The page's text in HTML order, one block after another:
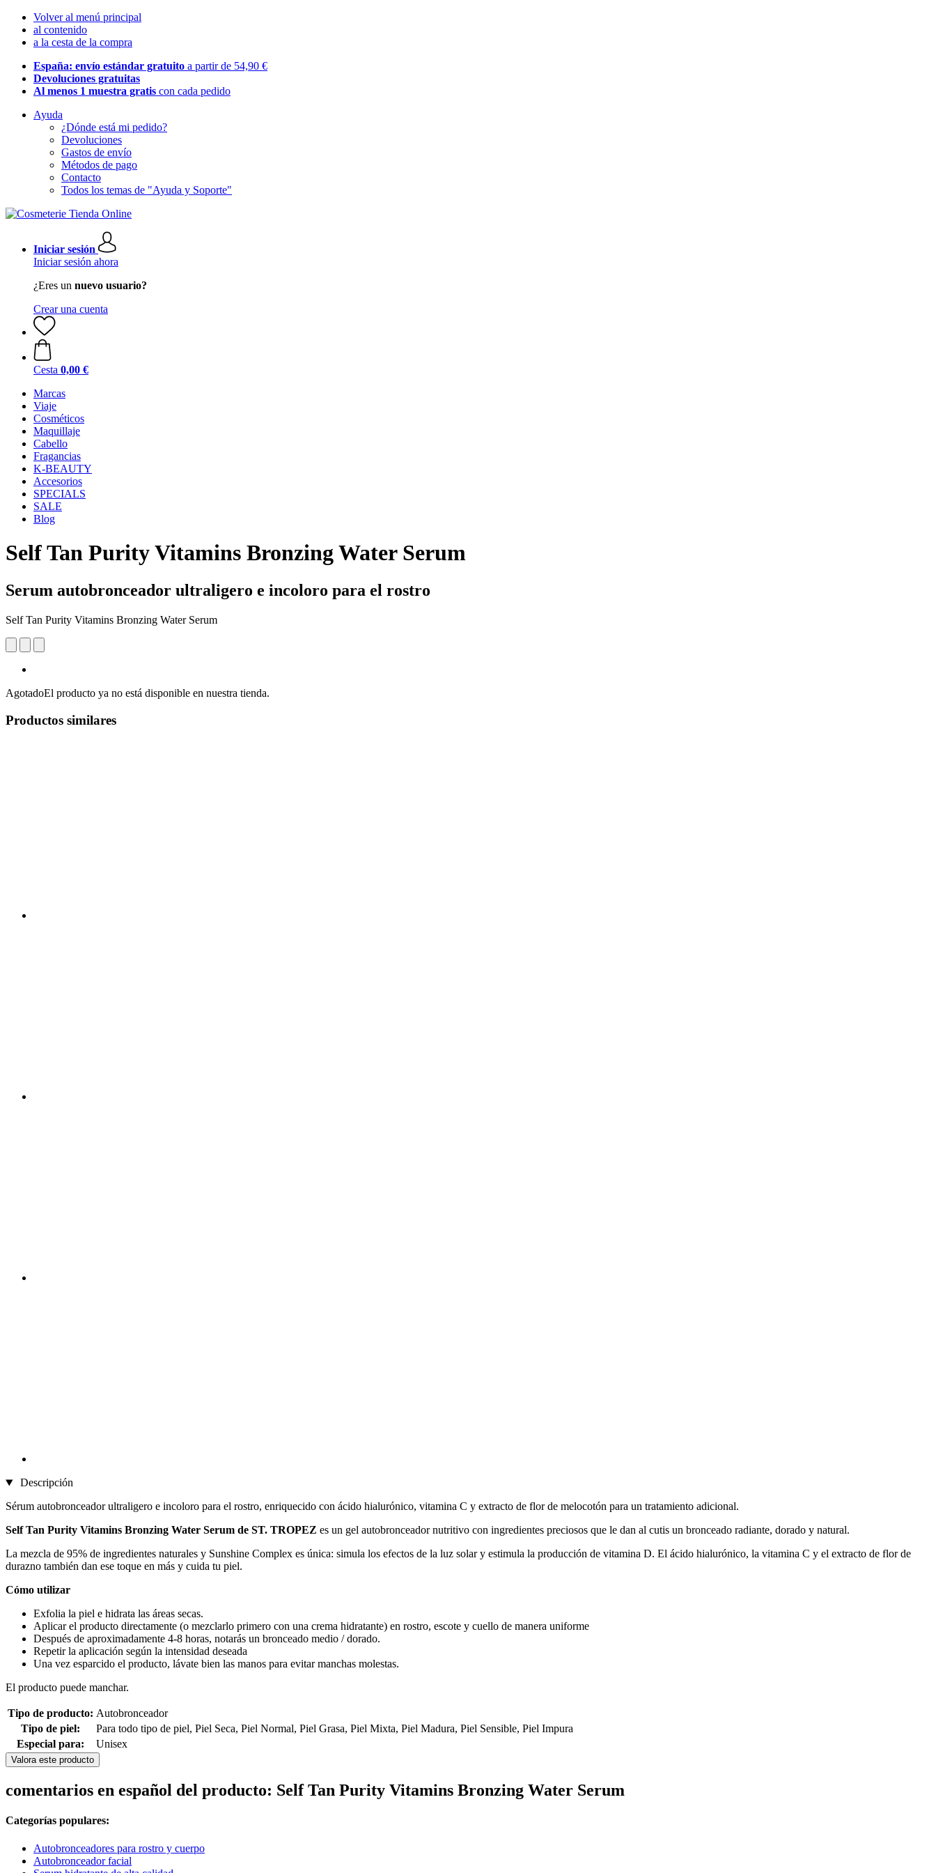
Volver al menú principal
al contenido
a la cesta de la compra
España: envío estándar gratuito a partir de 54,90 €
Devoluciones gratuitas
Al menos 1 muestra gratis con cada pedido
Ayuda
¿Dónde está mi pedido?
Devoluciones
Gastos de envío
Métodos de pago
Contacto
Todos los temas de "Ayuda y Soporte"
Iniciar sesión
Iniciar sesión ahora
¿Eres un nuevo usuario?
Crear una cuenta
Cesta 0,00 €
Marcas
Viaje
Cosméticos
Maquillaje
Cabello
Fragancias
K-BEAUTY
Accesorios
SPECIALS
SALE
Blog
Self Tan Purity Vitamins Bronzing Water Serum
Serum autobronceador ultraligero e incoloro para el rostro
Self Tan Purity Vitamins Bronzing Water Serum
AgotadoEl producto ya no está disponible en nuestra tienda.
Productos similares
Descripción
Sérum autobronceador ultraligero e incoloro para el rostro, enriquecido con ácido hialurónico, vitamina C y extracto de flor de melocotón para un tratamiento adicional.
Self Tan Purity Vitamins Bronzing Water Serum de ST. TROPEZ es un gel autobronceador nutritivo con ingredientes preciosos que le dan al cutis un bronceado radiante, dorado y natural.
La mezcla de 95% de ingredientes naturales y Sunshine Complex es única: simula los efectos de la luz solar y estimula la producción de vitamina D. El ácido hialurónico, la vitamina C y el extracto de flor de
durazno también dan ese toque en más y cuida tu piel.
Cómo utilizar
Exfolia la piel e hidrata las áreas secas.
Aplicar el producto directamente (o mezclarlo primero con una crema hidratante) en rostro, escote y cuello de manera uniforme
Después de aproximadamente 4-8 horas, notarás un bronceado medio / dorado.
Repetir la aplicación según la intensidad deseada
Una vez esparcido el producto, lávate bien las manos para evitar manchas molestas.
El producto puede manchar.
Tipo de producto: Autobronceador
Tipo de piel:
Para todo tipo de piel, Piel Seca, Piel Normal, Piel Grasa, Piel Mixta, Piel Madura, Piel Sensible, Piel Impura
Especial para:
Unisex
Valora este producto
comentarios en español del producto: Self Tan Purity Vitamins Bronzing Water Serum
Categorías populares:
Autobronceadores para rostro y cuerpo
Autobronceador facial